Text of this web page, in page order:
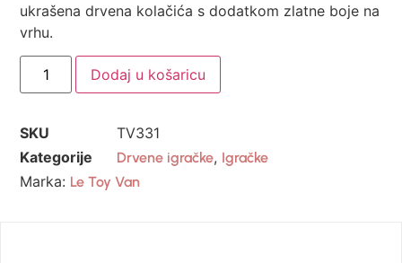
ukrašena drvena kolačića s dodatkom zlatne boje na
vrhu.
Dodaj u košaricu
SKU
TV331
Kategorije
Drvene igračke, Igračke
Marka: Le Toy Van